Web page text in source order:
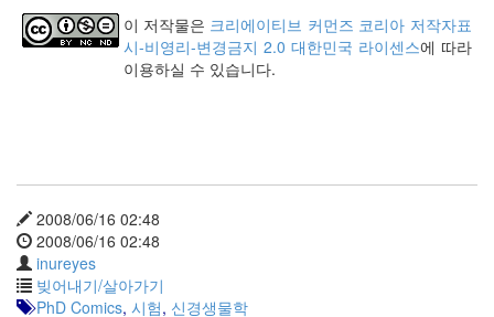
이 저작물은 크리에이티브 커먼즈 코리아 저작자표
시-비영리-변경금지 2.0 대한민국 라이센스에 따라
이용하실 수 있습니다.
2008/06/16 02:48
2008/06/16 02:48
inureyes
빚어내기/살아가기
PhD Comics, 시험, 신경생물학
자
모
가
지
계
획
(1)
CODE